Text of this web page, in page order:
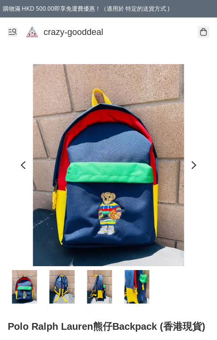
購物滿 HKD 500.00即享免運費優惠！（適用於 特定的送貨方式 )
成為會員可享免費禮品
crazy-gooddeal
Polo Ralph Lauren熊仔Backpack (香港現貨)